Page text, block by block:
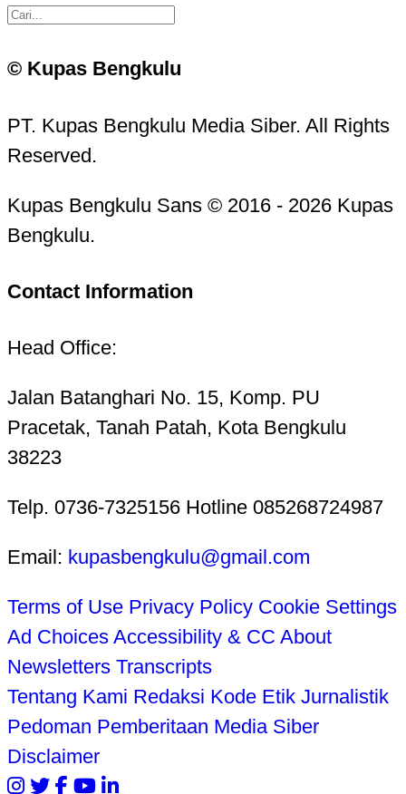
© Kupas Bengkulu
PT. Kupas Bengkulu Media Siber. All Rights
Reserved.
Kupas Bengkulu Sans © 2016 - 2026 Kupas
Bengkulu.
Contact Information
Head Office:
Jalan Batanghari No. 15, Komp. PU
Pracetak, Tanah Patah, Kota Bengkulu
38223
Telp. 0736-7325156 Hotline 085268724987
Email: kupasbengkulu@gmail.com
Terms of Use Privacy Policy Cookie Settings
Ad Choices Accessibility & CC About
Newsletters Transcripts
Tentang Kami Redaksi Kode Etik Jurnalistik
Pedoman Pemberitaan Media Siber
Disclaimer